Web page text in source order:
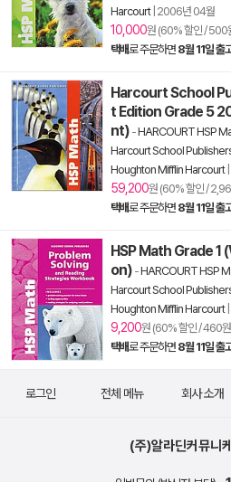
Harcourt| 2006년 04월
10,000원 (60% 할인 / 500
택배로 주문하면 8월 11일 출
Harcourt School
t Edition Grade 5
nt) -HARCOURT HSP
Harcourt School
Houghton Mifflin Harcourt|
59,200원 (60% 할인 /
택배로 주문하면 8월 11일 출
HSP Math Grade
on) -HARCOURT HSP
Harcourt School
Houghton Mifflin Harcourt|
9,200원 (60% 할인 / 460
택배로 주문하면 8월 11일 출
로그인 전체 메뉴 회사 소개
(주)알라딘커뮤니